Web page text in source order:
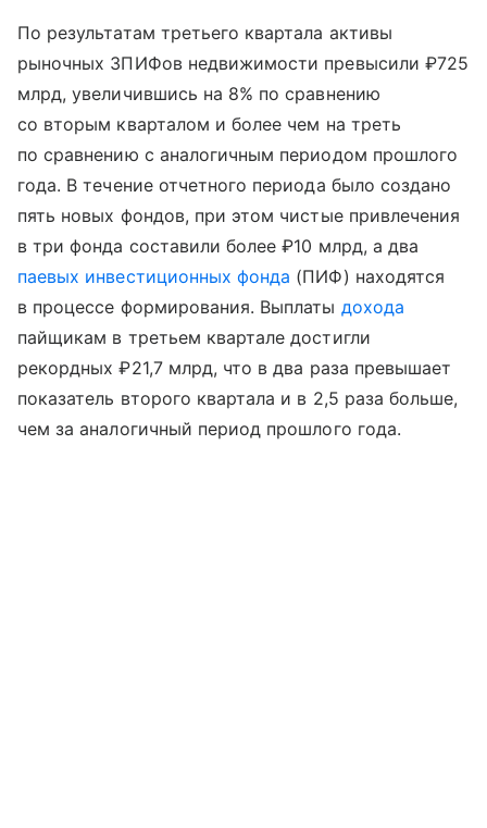
По результатам третьего квартала активы
рыночных ЗПИФов недвижимости превысили ₽725
млрд, увеличившись на 8% по сравнению
со вторым кварталом и более чем на треть
по сравнению с аналогичным периодом прошлого
года. В течение отчетного периода было создано
пять новых фондов, при этом чистые привлечения
в три фонда составили более ₽10 млрд, а два
паевых инвестиционных фонда (ПИФ) находятся
в процессе формирования. Выплаты дохода
пайщикам в третьем квартале достигли
рекордных ₽21,7 млрд, что в два раза превышает
показатель второго квартала и в 2,5 раза больше,
чем за аналогичный период прошлого года.